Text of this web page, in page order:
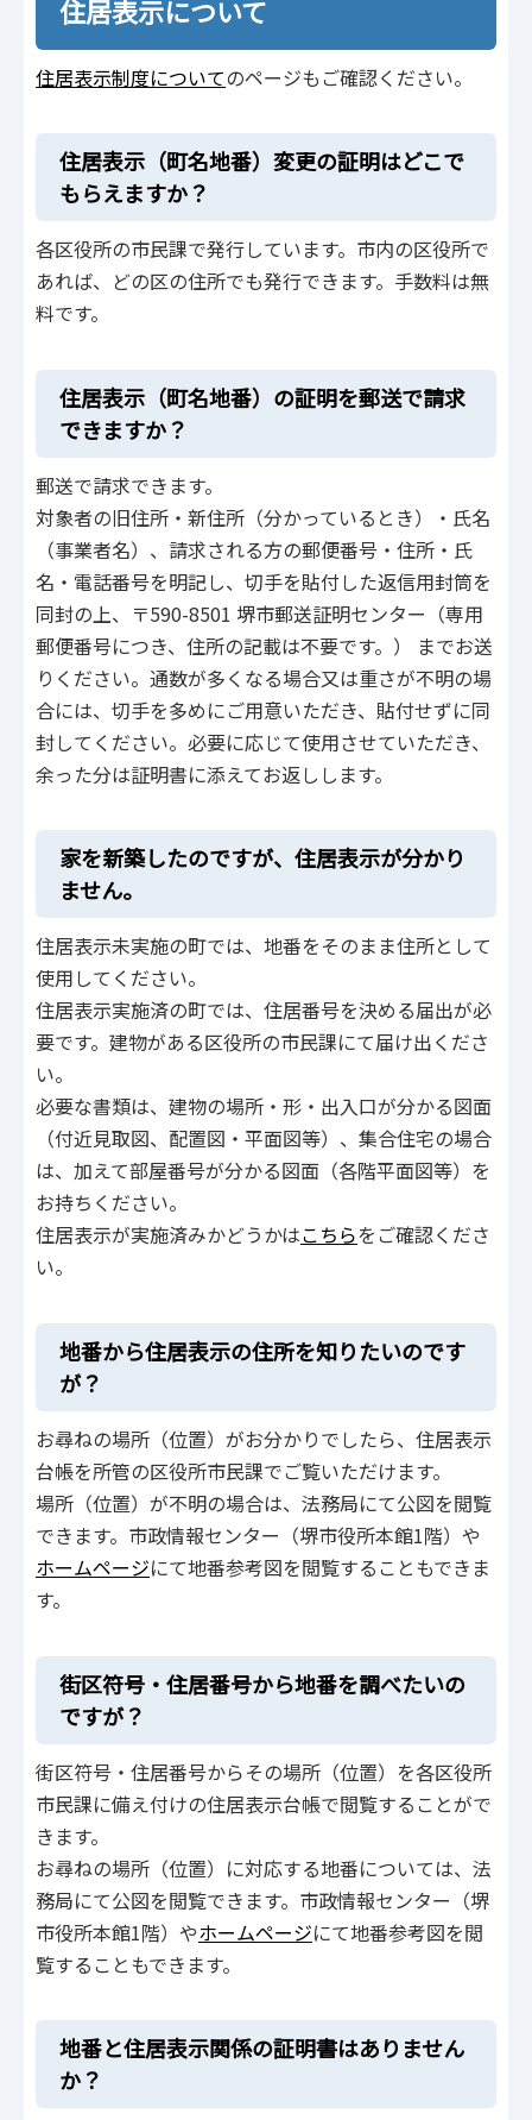
住居表示について
住居表示制度についてのページもご確認ください。
住居表示（町名地番）変更の証明はどこで
もらえますか？
各区役所の市民課で発行しています。市内の区役所で
あれば、どの区の住所でも発行できます。手数料は無
料です。
住居表示（町名地番）の証明を郵送で請求
できますか？
郵送で請求できます。
対象者の旧住所・新住所（分かっているとき）・氏名
（事業者名）、請求される方の郵便番号・住所・氏
名・電話番号を明記し、切手を貼付した返信用封筒を
同封の上、〒590-8501 堺市郵送証明センター（専用
郵便番号につき、住所の記載は不要です。） までお送
りください。通数が多くなる場合又は重さが不明の場
合には、切手を多めにご用意いただき、貼付せずに同
封してください。必要に応じて使用させていただき、
余った分は証明書に添えてお返しします。
家を新築したのですが、住居表示が分かり
ません。
住居表示未実施の町では、地番をそのまま住所として
使用してください。
住居表示実施済の町では、住居番号を決める届出が必
要です。建物がある区役所の市民課にて届け出くださ
い。
必要な書類は、建物の場所・形・出入口が分かる図面
（付近見取図、配置図・平面図等）、集合住宅の場合
は、加えて部屋番号が分かる図面（各階平面図等）を
お持ちください。
住居表示が実施済みかどうかはこちらをご確認くださ
い。
地番から住居表示の住所を知りたいのです
が？
お尋ねの場所（位置）がお分かりでしたら、住居表示
台帳を所管の区役所市民課でご覧いただけます。
場所（位置）が不明の場合は、法務局にて公図を閲覧
できます。市政情報センター（堺市役所本館1階）や
ホームページにて地番参考図を閲覧することもできま
す。
街区符号・住居番号から地番を調べたいの
ですが？
街区符号・住居番号からその場所（位置）を各区役所
市民課に備え付けの住居表示台帳で閲覧することがで
きます。
お尋ねの場所（位置）に対応する地番については、法
務局にて公図を閲覧できます。市政情報センター（堺
市役所本館1階）やホームページにて地番参考図を閲
覧することもできます。
地番と住居表示関係の証明書はありません
か？